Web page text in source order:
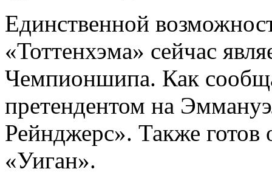
Единственной
«Тоттенхэма» сейчас
Чемпионшипа. Как
претендентом на
Рейнджерс». Также готов
«Уиган».